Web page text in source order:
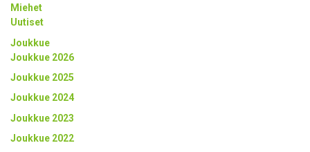
Miehet
Uutiset
Joukkue
Joukkue 2026
Joukkue 2025
Joukkue 2024
Joukkue 2023
Joukkue 2022